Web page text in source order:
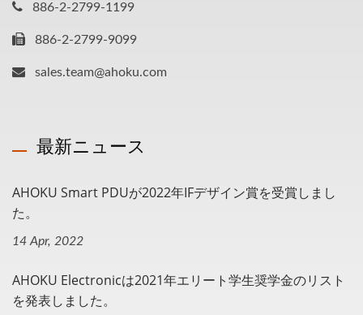
886-2-2799-1199
886-2-2799-9099
sales.team@ahoku.com
最新ニュース
AHOKU Smart PDUが2022年iFデザイン賞を受賞しまし
た。
14 Apr, 2022
AHOKU Electronicは2021年エリート学生奨学金のリスト
を発表しました。